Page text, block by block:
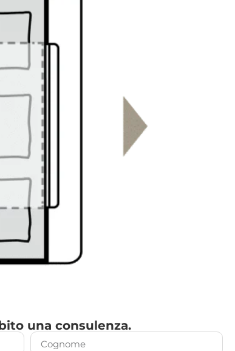
una consulenza.